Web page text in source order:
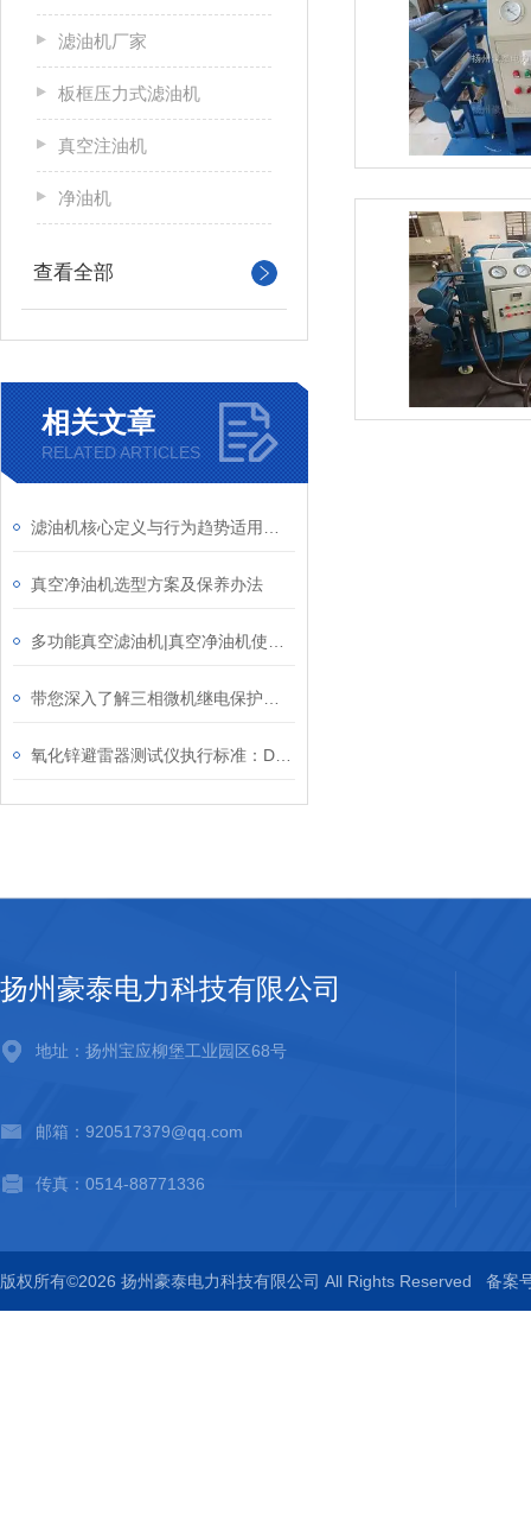
滤油机厂家
板框压力式滤油机
真空注油机
净油机
查看全部
相关文章
RELATED ARTICLES
真空净油机选型方案及保养办法
扬州豪泰电力科技有限公司
地址：扬州宝应柳堡工业园区68号
邮箱：920517379@qq.com
传真：0514-88771336
版权所有©2026 扬州豪泰电力科技有限公司 All Rights Reserved 备案